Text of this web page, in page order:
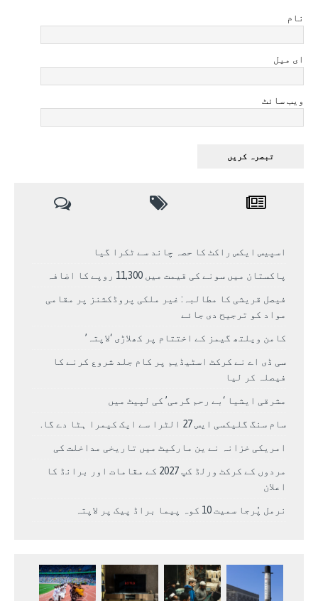
نام
ای میل
ویب سائٹ
اسپیس ایکس راکٹ کا حصہ چاند سے ٹکرا گیا
پاکستان میں سونے کی قیمت میں 11,300 روپے کا اضافہ
فیصل قریشی کا مطالبہ: غیر ملکی پروڈکشنز پر مقامی
مواد کو ترجیح دی جائے
کامن ویلتھ گیمز کے اختتام پر کھلاڑی ‘لاپتہ’
سی ڈی اے نے کرکٹ اسٹیڈیم پر کام جلد شروع کرنے کا
فیصلہ کر لیا
مشرقی ایشیا ‘بے رحم گرمی’ کی لپیٹ میں
سام سنگ گلیکسی ایس 27 الٹرا سے ایک کیمرا ہٹا دے گا.
امریکی خزانہ نے ین مارکیٹ میں تاریخی مداخلت کی
مردوں کے کرکٹ ورلڈ کپ 2027 کے مقامات اور برانڈ کا
اعلان
نرمل پُرجا سمیت 10 کوہ پیما براڈ پیک پر لاپتہ